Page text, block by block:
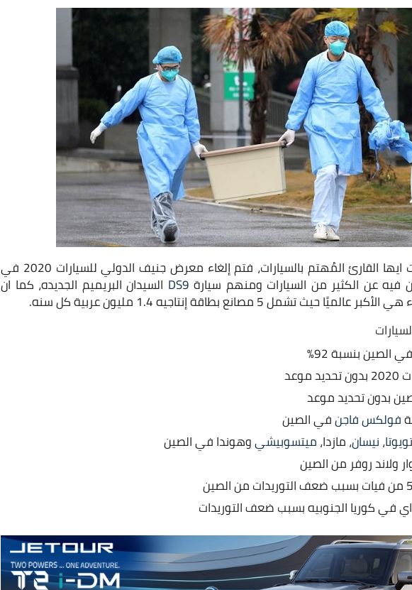
وبالنسبة للجانب الذي يخصك انت ايها القارئ المُهتم بالسيارات، فتم إلغاء معرض جنيف الدولي للسيارات 2020 في
فيه عن الكثير من السيارات ومنهم سيارة DS9 السيدان البريميم الجديده، كما ان
تشمل 5 مصانع بطاقة إنتاجيه 1.4 مليون عربية كل سنه.
بنسبة 92%
فولكس فاجنفي الصين
تويوتا،نيسان، مازدا،ميتسوبيشيوهوندا في الصين
ولاند روفر من الصين
في كوريا الجنوبيه بسبب ضعف التوريدات